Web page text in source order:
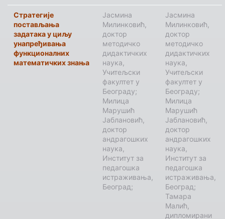
Стратегије
постављања
задатака у циљу
унапређивања
функционалних
математичких знања
Јасмина
Милинковић,
доктор
методичко
дидактичких
наука,
Учитељски
факултет у
Београду;
Милица
Марушић
Јаблановић,
доктор
андрагошких
наука,
Институт за
педагошка
истраживања,
Београд;
Јасмина
Милинковић,
доктор
методичко
дидактичких
наука,
Учитељски
факултет у
Београду;
Милица
Марушић
Јаблановић,
доктор
андрагошких
наука,
Институт за
педагошка
истраживања,
Београд;
Тамара
Малић,
дипломирани